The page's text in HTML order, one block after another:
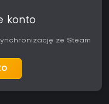
konto
ze Steam